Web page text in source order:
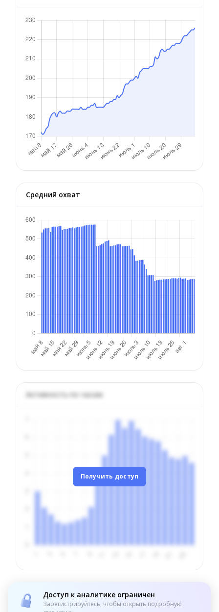
Средний охват
Активность по часам
Получить доступ
Доступ к аналитике ограничен
Зарегистрируйтесь, чтобы открыть подробную